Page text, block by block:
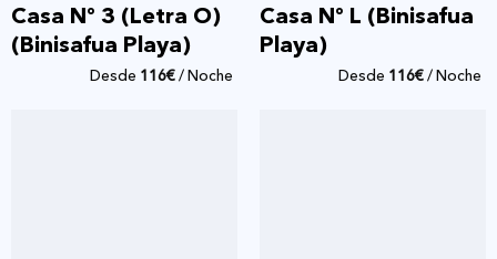
Casa Nº 3 (Letra O)
(Binisafua Playa)
Desde 116€/ Noche
Casa Nº L (Binisafua
Playa)
Desde 116€/ Noche